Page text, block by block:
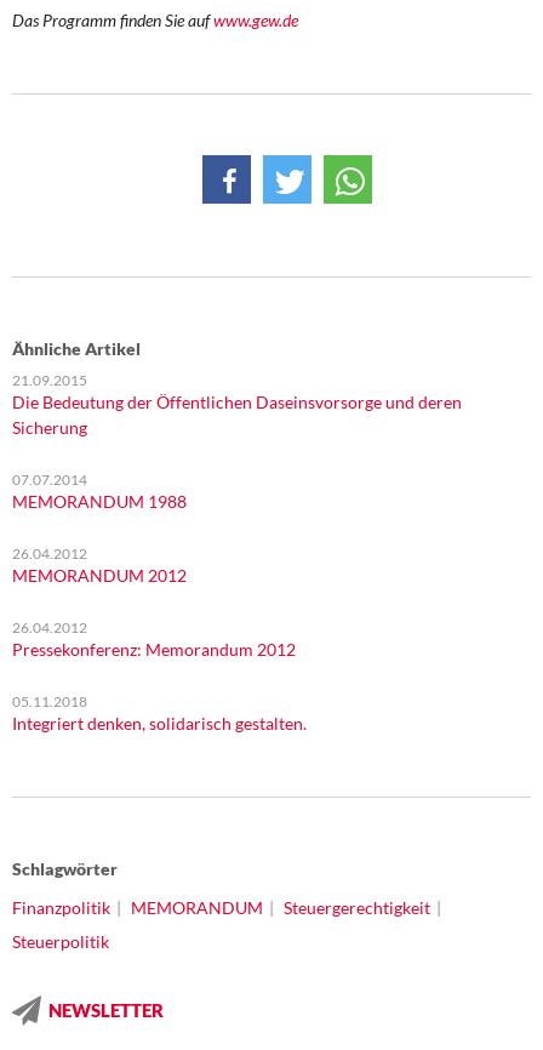
Weitere Themen
Memo-Gruppe
Institut Solidarische Moderne
Rosa-Luxemburg-Stiftung
Über mich
Das Programm finden Sie aufwww.gew.de
Ähnliche Artikel
21.09.2015
Die Bedeutung der Öffentlichen Daseinsvorsorge und deren
Sicherung
07.07.2014
MEMORANDUM 1988
26.04.2012
MEMORANDUM 2012
26.04.2012
Pressekonferenz: Memorandum 2012
05.11.2018
Integriert denken, solidarisch gestalten.
Schlagwörter
Finanzpolitik
MEMORANDUM
Steuergerechtigkeit
Steuerpolitik
NEWSLETTER